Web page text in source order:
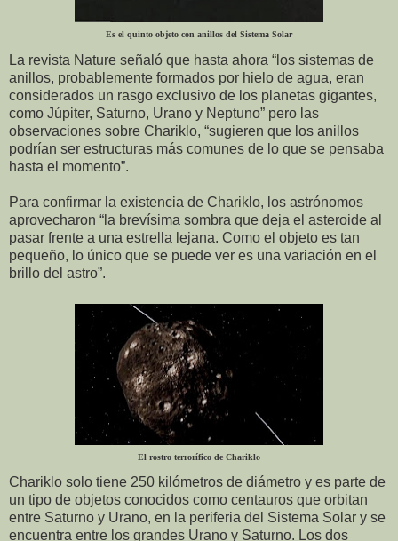
Es el quinto objeto con anillos del Sistema Solar
La revista Nature señaló que hasta ahora “los sistemas de
anillos, probablemente formados por hielo de agua, eran
considerados un rasgo exclusivo de los planetas gigantes,
como Júpiter, Saturno, Urano y Neptuno” pero las
observaciones sobre Chariklo, “sugieren que los anillos
podrían ser estructuras más comunes de lo que se pensaba
hasta el momento”.
Para confirmar la existencia de Chariklo, los astrónomos
aprovecharon “la brevísima sombra que deja el asteroide al
pasar frente a una estrella lejana. Como el objeto es tan
pequeño, lo único que se puede ver es una variación en el
brillo del astro”.
El rostro terrorífico de Chariklo
Chariklo solo tiene 250 kilómetros de diámetro y es parte de
un tipo de objetos conocidos como centauros que orbitan
entre Saturno y Urano, en la periferia del Sistema Solar y se
encuentra entre los grandes Urano y Saturno. Los dos